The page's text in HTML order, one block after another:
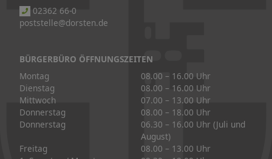
02362 66-0
poststelle@dorsten.de
BÜRGERBÜRO ÖFFNUNGSZEITEN
Montag
08.00 – 16.00 Uhr
Dienstag
08.00 – 16.00 Uhr
Mittwoch
07.00 – 13.00 Uhr
Donnerstag
08.00 – 18.00 Uhr
Donnerstag
06.30 – 16.00 Uhr (Juli und
August)
Freitag
08.00 – 13.00 Uhr